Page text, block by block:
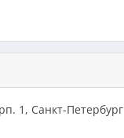
1, Санкт-Петербург